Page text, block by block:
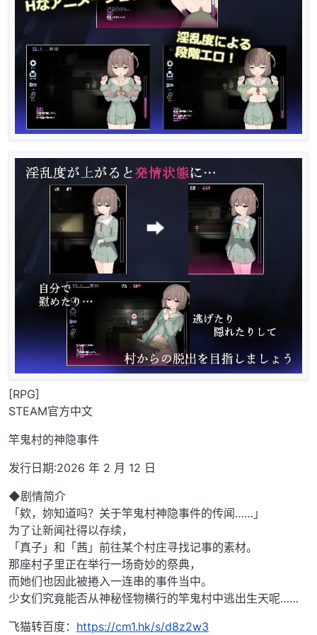
[RPG]
STEAM官方中文
竿鬼村的神隐事件
发行日期:2026 年 2 月 12 日
◆剧情简介
「欸，妳知道吗？关于竿鬼村神隐事件的传闻……」
为了让新闻社得以存续，
「真子」和「茜」前往某个村庄寻找记事的素材。
那座村子里正在举行一场奇妙的祭典，
而她们也因此被捲入一连串的事件当中。
少女们究竟能否从神秘怪物横行的竿鬼村中逃出生天呢……
飞猫转百度： https://cm1.hk/s/d8z2w3